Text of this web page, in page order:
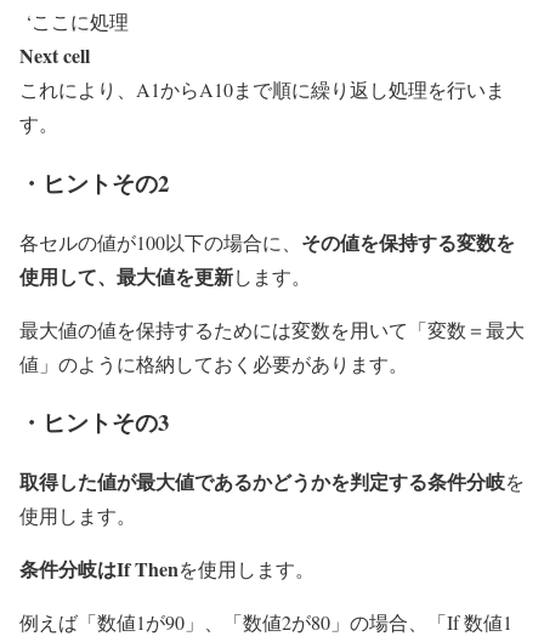
‘ここに処理
Next cell
これにより、A1からA10まで順に繰り返し処理を行いま
す。
・ヒントその2
各セルの値が100以下の場合に、 その値を保持する変数を
使用して、最大値を更新します。
最大値の値を保持するためには変数を用いて「変数＝最大
値」のように格納しておく必要があります。
・ヒントその3
取得した値が最大値であるかどうかを判定する条件分岐を
使用します。
条件分岐はIf Thenを使用します。
例えば「数値1が90」、「数値2が80」の場合、「If 数値1